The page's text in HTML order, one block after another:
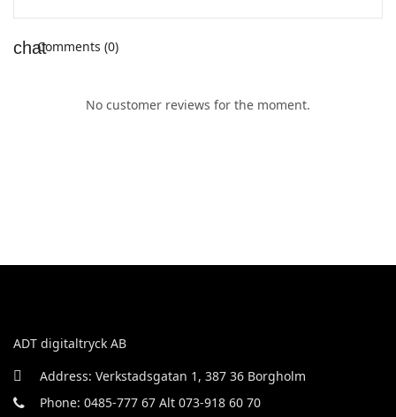
Comments (0)
No customer reviews for the moment.
ADT digitaltryck AB
Address: Verkstadsgatan 1, 387 36 Borgholm
Phone: 0485-777 67 Alt 073-918 60 70